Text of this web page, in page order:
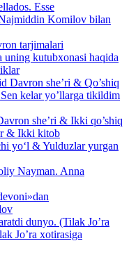
Esse
Komilov bilan
tarjimalari
kutubxonasi haqida
Davron she’ri & Qo’shiq
kelar yo’llarga tikildim
she’ri & Ikki qo’shiq
& Ikki kitob
yo‘l & Yulduzlar yurgan
Nayman. Anna
dunyo. (Tilak Jo’ra
Jo’ra xotirasiga